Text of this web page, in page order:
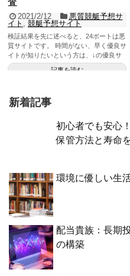
査
2021/2/12
悪質競艇予想サ
イト , 競艇予想サイト
検証結果を先に述べると、24ボートは悪
質サイトです。 時間がない、早く優良サ
イトが知りたいという方は、↓の優良サ
イト一覧へ！ 稼げる優良...
記事を読む
新着記事
初心者でも安心
保管方法と寿命
環境に優しい生
配当貴族：長期
の構築